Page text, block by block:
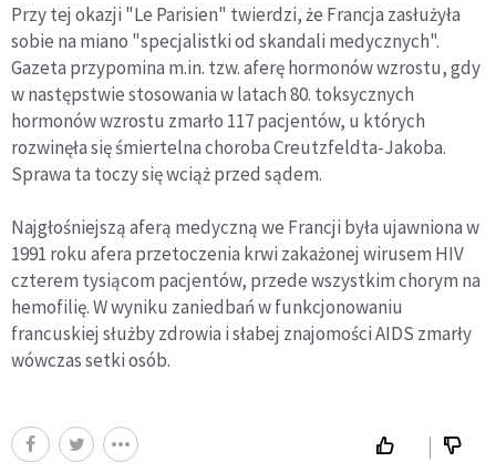
Przy tej okazji "Le Parisien" twierdzi, że Francja zasłużyła
sobie na miano "specjalistki od skandali medycznych".
Gazeta przypomina m.in. tzw. aferę hormonów wzrostu, gdy
w następstwie stosowania w latach 80. toksycznych
hormonów wzrostu zmarło 117 pacjentów, u których
rozwinęła się śmiertelna choroba Creutzfeldta-Jakoba.
Sprawa ta toczy się wciąż przed sądem.
Najgłośniejszą aferą medyczną we Francji była ujawniona w
1991 roku afera przetoczenia krwi zakażonej wirusem HIV
czterem tysiącom pacjentów, przede wszystkim chorym na
hemofilię. W wyniku zaniedbań w funkcjonowaniu
francuskiej służby zdrowia i słabej znajomości AIDS zmarły
wówczas setki osób.